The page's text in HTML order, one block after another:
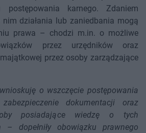
postępowania karnego. Zdaniem
działania lub zaniedbania mogą
prawa – chodzi m.in. o możliwe
przez urzędników oraz
przez osoby zarządzające
o wszczęcie postępowania
zabezpieczenie dokumentacji oraz
posiadające wiedzę o tych
– dopełniły obowiązku prawnego